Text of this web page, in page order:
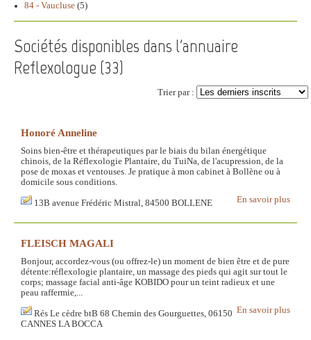
84 - Vaucluse (5)
Sociétés disponibles dans l'annuaire
Reflexologue (33)
Trier par :
Honoré Anneline
Soins bien-être et thérapeutiques par le biais du bilan énergétique
chinois, de la Réflexologie Plantaire, du TuiNa, de l'acupression, de la
pose de moxas et ventouses. Je pratique à mon cabinet à Bollène ou à
domicile sous conditions.
En savoir plus
13B avenue Frédéric Mistral, 84500 BOLLENE
FLEISCH MAGALI
Bonjour, accordez-vous (ou offrez-le) un moment de bien être et de pure
détente:réflexologie plantaire, un massage des pieds qui agit sur tout le
corps; massage facial anti-âge KOBIDO pour un teint radieux et une
peau raffermie,...
En savoir plus
Rés Le cèdre btB 68 Chemin des Gourguettes, 06150
CANNES LA BOCCA